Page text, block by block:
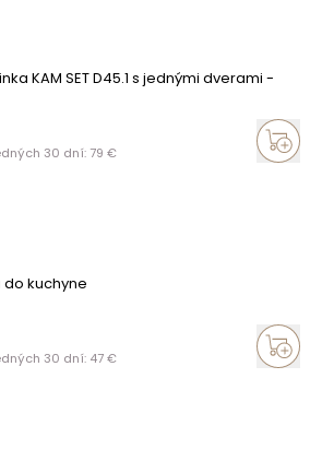
KAM SET D45.1 s jednými dverami -
30 dní: 79 €
kuchyne
30 dní: 47€